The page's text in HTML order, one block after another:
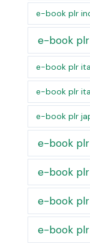
e-book plr
e-book plr
e-book plr
e-book plr
e-book plr
e-book
e-book
e-book
e-book plr